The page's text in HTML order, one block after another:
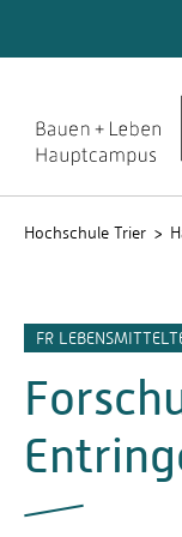
Hochschule Trier
FR